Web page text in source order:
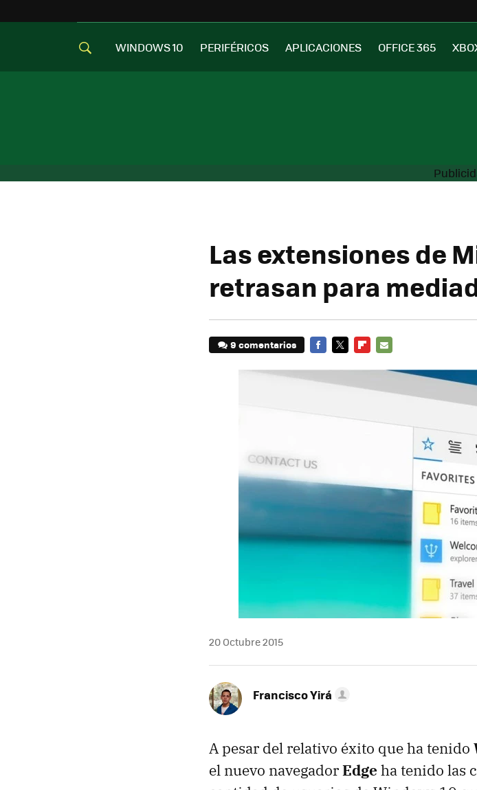
WINDOWS 10 PERIFÉRICOS APLICACIONES OFFICE 365
Las extensiones de
retrasan para
9 comentarios
20 Octubre 2015
Francisco Yirá
A pesar del relativo éxito que ha tenido
el nuevo navegadorEdge ha tenido las